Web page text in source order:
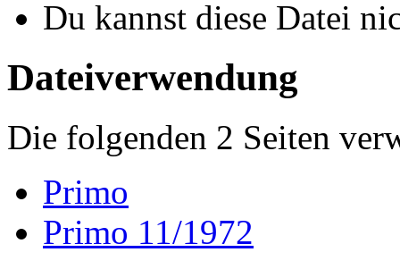
Du kannst diese Datei
Dateiverwendung
Die folgenden 2 Seiten
Primo
Primo 11/1972